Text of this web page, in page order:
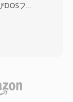
のオーデ
一ファイ
ないなど
2.0)
DOSファ
という名
トは、